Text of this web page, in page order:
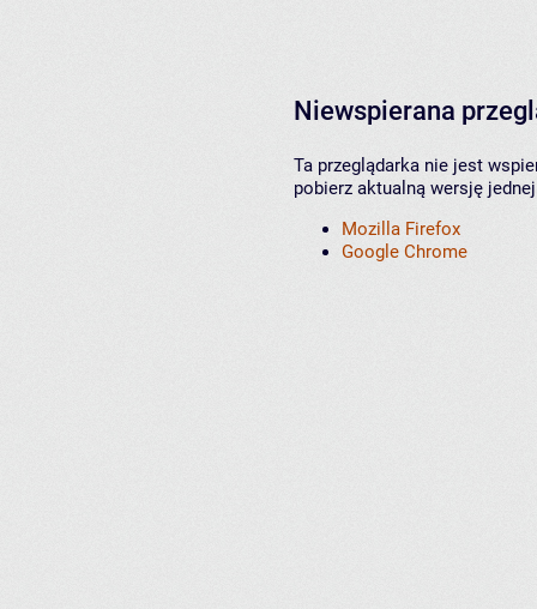
Niewspierana
Ta przeglądarka nie jest
pobierz aktualną wersję
Mozilla Firefox
Google Chrome